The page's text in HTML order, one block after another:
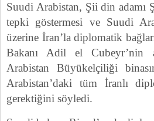
Suudi Arabistan, Şii din adamı
tepki göstermesi ve Suudi
üzerine İran’la diplomatik
Bakanı Adil el Cubeyr’nin
Arabistan Büyükelçiliği
Arabistan’daki tüm İranlı
gerektiğini söyledi.